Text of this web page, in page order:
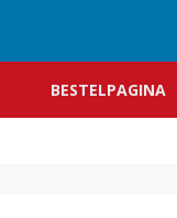
BESTELPAGINA